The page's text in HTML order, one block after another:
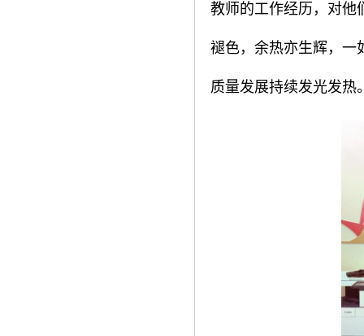
教师的工作经历，对他
褪色，余热亦生辉，一
质量发展持续发光发热